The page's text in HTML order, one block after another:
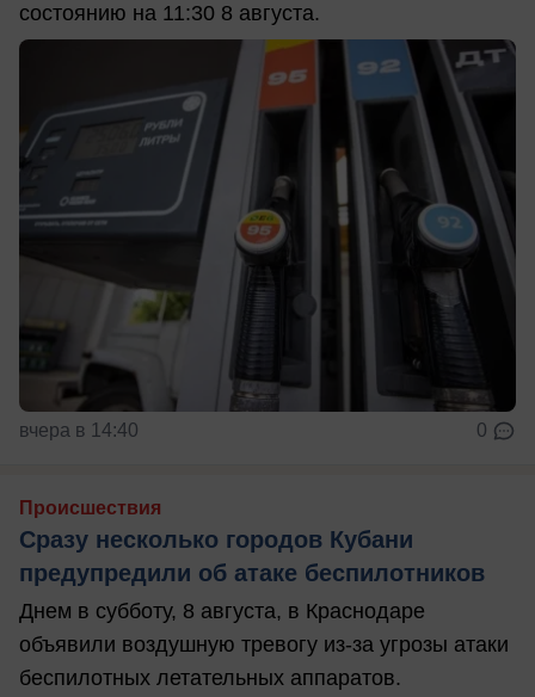
состоянию на 11:30 8 августа.
вчера в 14:40 0
Происшествия
Сразу несколько городов Кубани
предупредили об атаке беспилотников
Днем в субботу, 8 августа, в Краснодаре
объявили воздушную тревогу из-за угрозы атаки
беспилотных летательных аппаратов.